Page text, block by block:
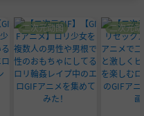
二次元动图 二次元